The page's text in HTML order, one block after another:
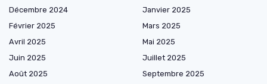
Décembre 2024
Janvier 2025
Février 2025
Mars 2025
Avril 2025
Mai 2025
Juin 2025
Juillet 2025
Août 2025
Septembre 2025